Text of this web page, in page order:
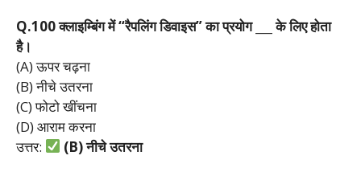
Q.100क्लाइम्बिंगमें “रैपलिंगडिवाइस”काप्रयोग ___केलिएहोता
है।
(A) ऊपर चढ़ना
(B) नीचे उतरना
(C) फोटो खींचना
(D) आराम करना
उत्तर:
(B)नीचेउतरना